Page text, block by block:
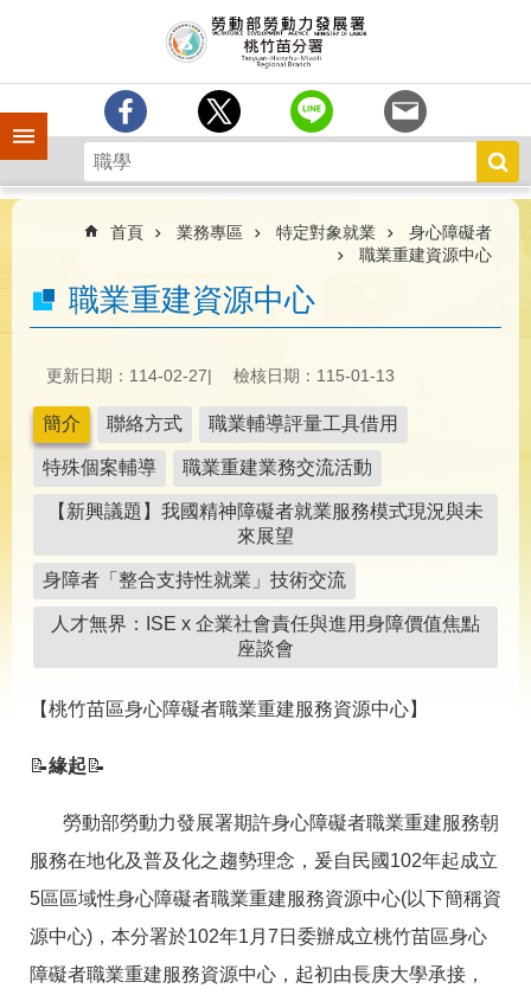
手機側欄
簡
訊
中
務
民
服
專
案
網
導
回
頁
首頁 業務專區 特定對象就業
身心障礙者
職業重建資源中心
職業重建資源中心
更新日期：114-02-27 檢核日期：115-01-13
簡介 聯絡方式 職業輔導評量工具借用
特殊個案輔導 職業重建業務交流活動
【新興議題】我國精神障礙者就業服務模式現況與未
來展望
身障者「整合支持性就業」技術交流
人才無界：ISE x 企業社會責任與進用身障價值焦點
座談會
【桃竹苗區身心障礙者職業重建服務資源中心】
📝緣起 📝
勞動部勞動力發展署期許身心障礙者職業重建服務朝
服務在地化及普及化之趨勢理念，爰自民國102年起成立
5區區域性身心障礙者職業重建服務資源中心(以下簡稱資
源中心)，本分署於102年1月7日委辦成立桃竹苗區身心
障礙者職業重建服務資源中心，起初由長庚大學承接，